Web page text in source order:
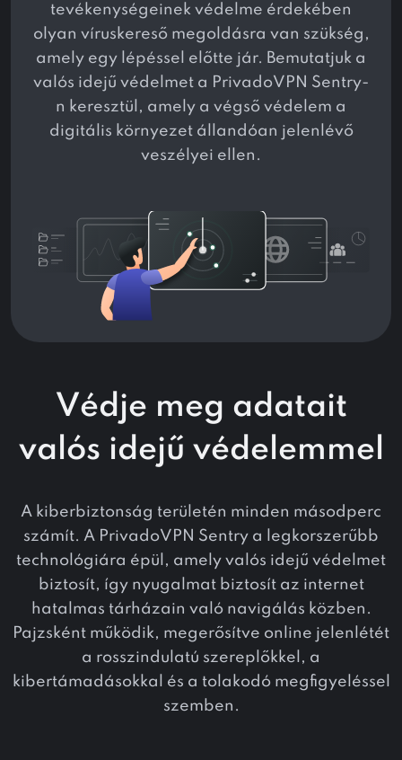
tevékenységeinek védelme érdekében
olyan víruskereső megoldásra van szükség,
amely egy lépéssel előtte jár. Bemutatjuk a
valós idejű védelmet a PrivadoVPN Sentry-
n keresztül, amely a végső védelem a
digitális környezet állandóan jelenlévő
veszélyei ellen.
Védje meg adatait
valós idejű védelemmel
A kiberbiztonság területén minden másodperc
számít. A PrivadoVPN Sentry a legkorszerűbb
technológiára épül, amely valós idejű védelmet
biztosít, így nyugalmat biztosít az internet
hatalmas tárházain való navigálás közben.
Pajzsként működik, megerősítve online jelenlétét
a rosszindulatú szereplőkkel, a
kibertámadásokkal és a tolakodó megfigyeléssel
szemben.